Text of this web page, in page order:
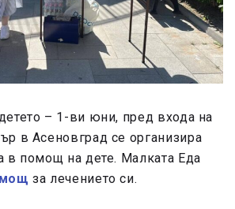
– 1-ви юни, пред входа на
в Асеновград се организира
в помощ на дете. Малката Еда
за лечението си.